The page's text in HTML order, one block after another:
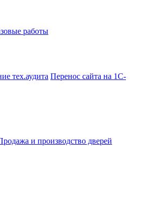
работы
тех.аудита Перенос сайта на 1С-
и производство дверей